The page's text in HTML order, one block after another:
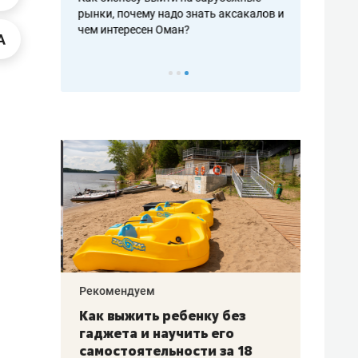
рынки, почему надо знать аксакалов и
чем интересен Оман?
–
Рекомендуем
Как выжить ребенку без
гаджета и научить его
самостоятельности за 18